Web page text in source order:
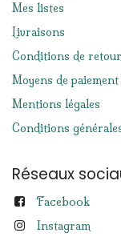
Mes listes
Livraisons
Conditions de
Moyens de paiement
Mentions légales
Conditions
Réseaux
Facebook
Instagram